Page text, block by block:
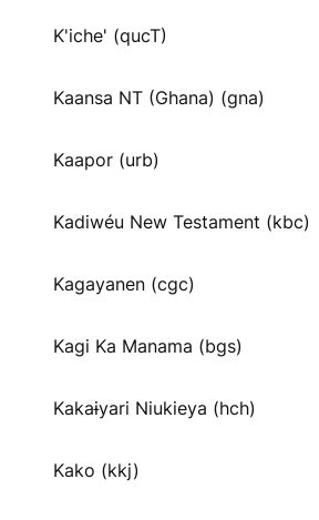
K'iche' (qucT)
Kaansa NT (Ghana) (gna)
Kaapor (urb)
Kadiwéu New Testament (kbc)
Kagayanen (cgc)
Kagi Ka Manama (bgs)
Kakaɨyari Niukieya (hch)
Kako (kkj)